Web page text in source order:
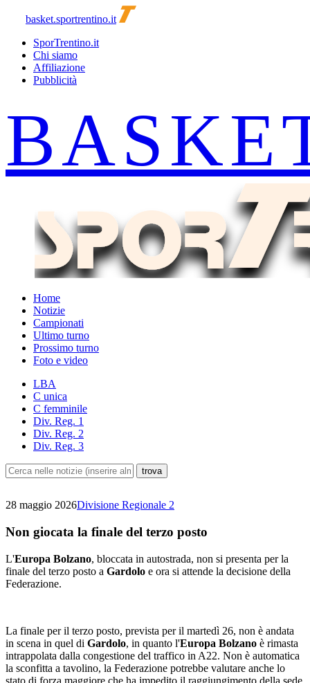
basket.sportrentino.it
SporTrentino.it
Chi siamo
Affiliazione
Pubblicità
Home
Notizie
Campionati
Ultimo turno
Prossimo turno
Foto e video
LBA
C unica
C femminile
Div. Reg. 1
Div. Reg. 2
Div. Reg. 3
28 maggio 2026Divisione Regionale 2
Non giocata la finale del terzo posto
L'Europa Bolzano, bloccata in autostrada, non si presenta per la
finale del terzo posto a Gardolo e ora si attende la decisione della
Federazione.
La finale per il terzo posto, prevista per il martedì 26, non è andata
in scena in quel di Gardolo, in quanto l'Europa Bolzano è rimasta
intrappolata dalla congestione del traffico in A22. Non è automatica
la sconfitta a tavolino, la Federazione potrebbe valutare anche lo
stato di forza maggiore che ha impedito il raggiungimento della sede